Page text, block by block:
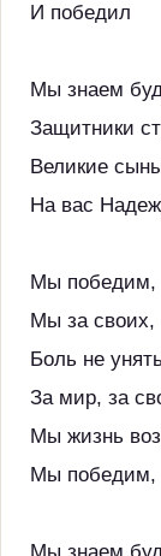
И победил
Мы знаем
Защитники
Великие
На вас
Мы победим,
Мы за своих,
Боль не
За мир, за
Мы жизнь
Мы победим,